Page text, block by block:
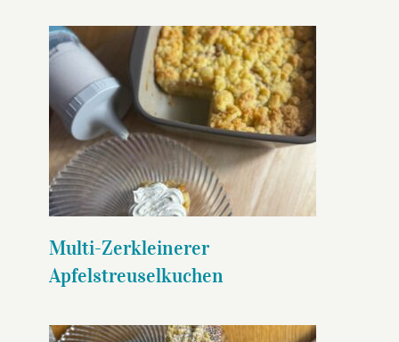
Multi-Zerkleinerer
Apfelstreuselkuchen
Multi-Zerkleinerer
Apfelstreuselkuchen